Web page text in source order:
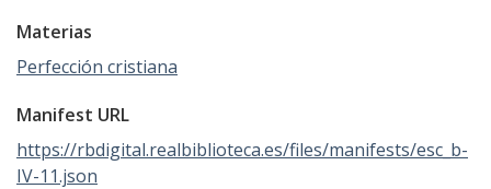
Materias
Perfección cristiana
Manifest URL
https://rbdigital.realbiblioteca.es/files/manifests/esc_b-
IV-11.json